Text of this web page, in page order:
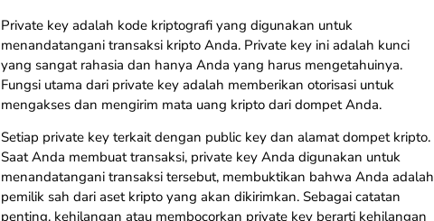
Private key adalah kode kriptografi yang digunakan untuk
menandatangani transaksi kripto Anda. Private key ini adalah kunci
yang sangat rahasia dan hanya Anda yang harus mengetahuinya.
Fungsi utama dari private key adalah memberikan otorisasi untuk
mengakses dan mengirim mata uang kripto dari dompet Anda.
Setiap private key terkait dengan public key dan alamat dompet kripto.
Saat Anda membuat transaksi, private key Anda digunakan untuk
menandatangani transaksi tersebut, membuktikan bahwa Anda adalah
pemilik sah dari aset kripto yang akan dikirimkan. Sebagai catatan
penting, kehilangan atau membocorkan private key berarti kehilangan